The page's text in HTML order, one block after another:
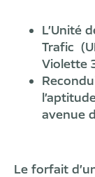
L’Unité
Trafic
Violette
avenue
Le forfait